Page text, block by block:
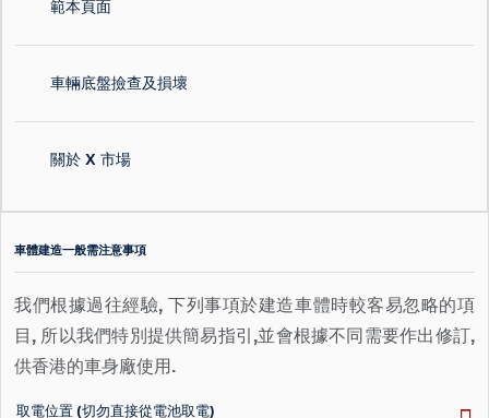
範本頁面
車輛底盤撿查及損壞
關於 X 市場
車體建造一般需注意事項
我們根據過往經驗, 下列事項於建造車體時較客易忽略的項
目, 所以我們特別提供簡易指引,並會根據不同需要作出修訂,
供香港的車身廠使用.
取電位置 (切勿直接從電池取電)